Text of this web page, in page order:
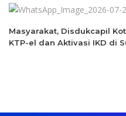
Masyarakat, Disdukcapil
KTP-el dan Aktivasi IKD di